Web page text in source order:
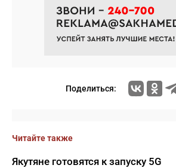
Поделиться:
Читайте также
Якутяне готовятся к запуску 5G